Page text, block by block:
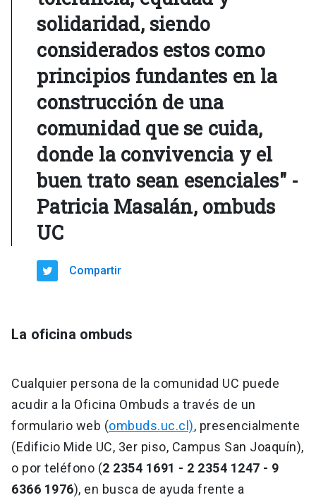
solidaridad, siendo
considerados estos como
principios fundantes en la
construcción de una
comunidad que se cuida,
donde la convivencia y el
buen trato sean esenciales" -
Patricia Masalán, ombuds
UC
Compartir
La oficina ombuds
Cualquier persona de la comunidad UC puede
acudir a la Oficina Ombuds a través de un
formulario web (ombuds.uc.cl), presencialmente
(Edificio Mide UC, 3er piso, Campus San Joaquín),
o por teléfono (2 2354 1691 - 2 2354 1247 - 9
6366 1976), en busca de ayuda frente a